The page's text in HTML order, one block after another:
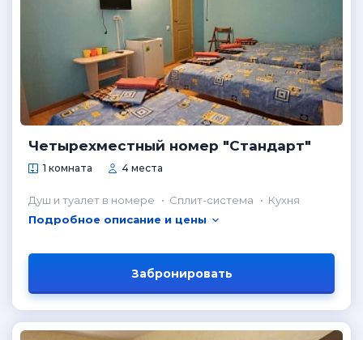
Четырехместный номер "Стандарт"
1 комната 4 места
Душ и туалет в номере Сплит-система
Кухня
Подробное описание и цены
Забронировать